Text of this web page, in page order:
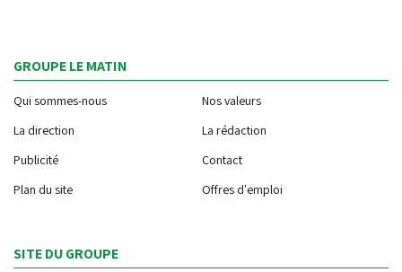
GROUPE LE MATIN
Qui sommes-nous
Nos valeurs
La direction
La rédaction
Publicité
Contact
Plan du site
Offres d'emploi
SITE DU GROUPE